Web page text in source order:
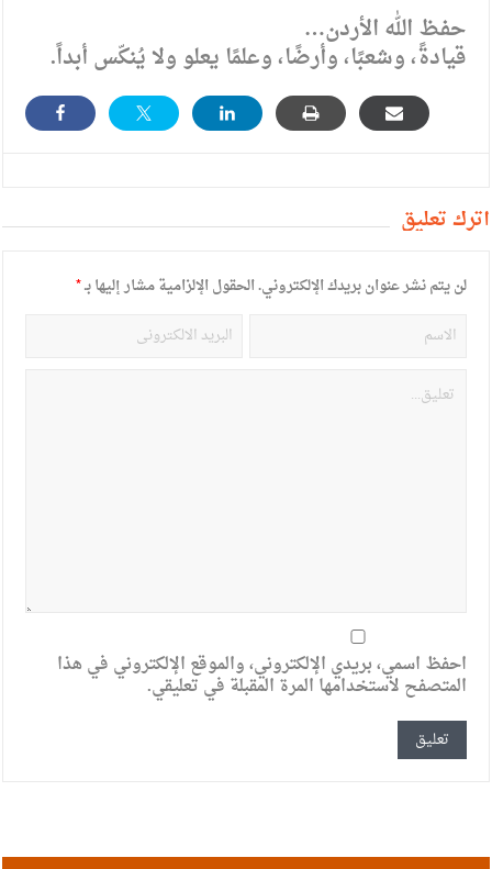
حفظ الله الأردن…
قيادةً، وشعبًا، وأرضًا، وعلمًا يعلو ولا يُنكّس أبداً.
أترك تعليق
لن يتم نشر عنوان بريدك الإلكتروني.الحقول الإلزامية مشار إليها بـ*
احفظ اسمي، بريدي الإلكتروني، والموقع الإلكتروني في هذا
المتصفح لاستخدامها المرة المقبلة في تعليقي.